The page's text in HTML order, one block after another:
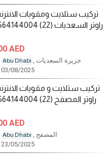
تركيب ستلايت ومقويات
راوتر السعديات (22) 0564144004
AED
Abu Dhabi
, جزيرة السعديات
03/08/2025
تركيب ستلايت و مقويات
راوتر المصفح (22) 0564144004
AED
Abu Dhabi
, المصفح
23/05/2025